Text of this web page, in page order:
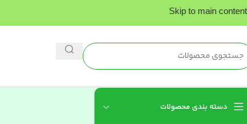
Skip to main content
دسته بندی محصولات